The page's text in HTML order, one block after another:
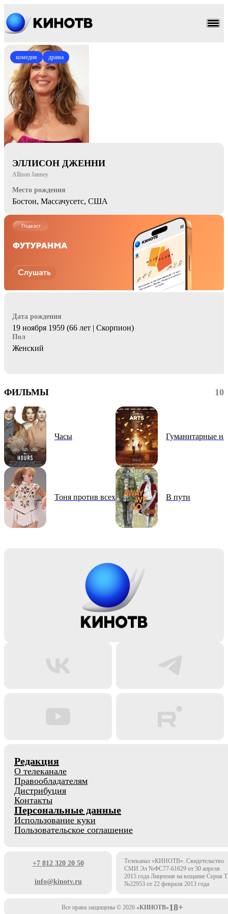
комедия драма
ЭЛЛИСОН ДЖЕННИ
Allison Janney
Место рождения
Бостон, Массачусетс, США
Дата рождения
19 ноября 1959 (66 лет | Скорпион)
Пол
Женский
ФИЛЬМЫ 10
Часы
Тоня против всех
Гуманитарные
В пути
Редакция
О телеканале
Правообладателям
Дистрибуция
Контакты
Персональные данные
Использование куки
Пользовательское соглашение
+7 812 320 20 50
info@kinotv.ru
Телеканал «КИНОТВ». Свидетельство
СМИ Эл №ФС77-61629 от 30 апреля
2015 года Лицензия на вещание Серия
№22953 от 22 февраля 2013 года
Все права защищены © 2026 «КИНОТВ»18+